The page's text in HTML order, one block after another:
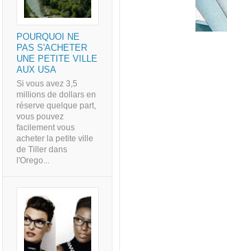
POURQUOI NE
PAS S'ACHETER
UNE PETITE VILLE
AUX USA
Si vous avez 3,5
millions de dollars en
réserve quelque part,
vous pouvez
facilement vous
acheter la petite ville
de Tiller dans
l'Orego...